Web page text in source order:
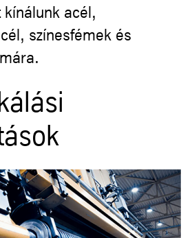
kínálunk acél,
színesfémek és